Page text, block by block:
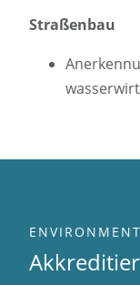
Straßenbau